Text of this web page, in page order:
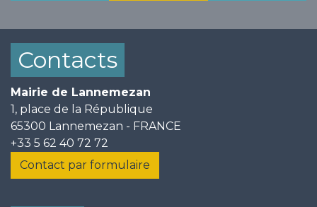
Contacts
Mairie de Lannemezan
1, place de la République
65300 Lannemezan - FRANCE
+33 5 62 40 72 72
Contact par formulaire